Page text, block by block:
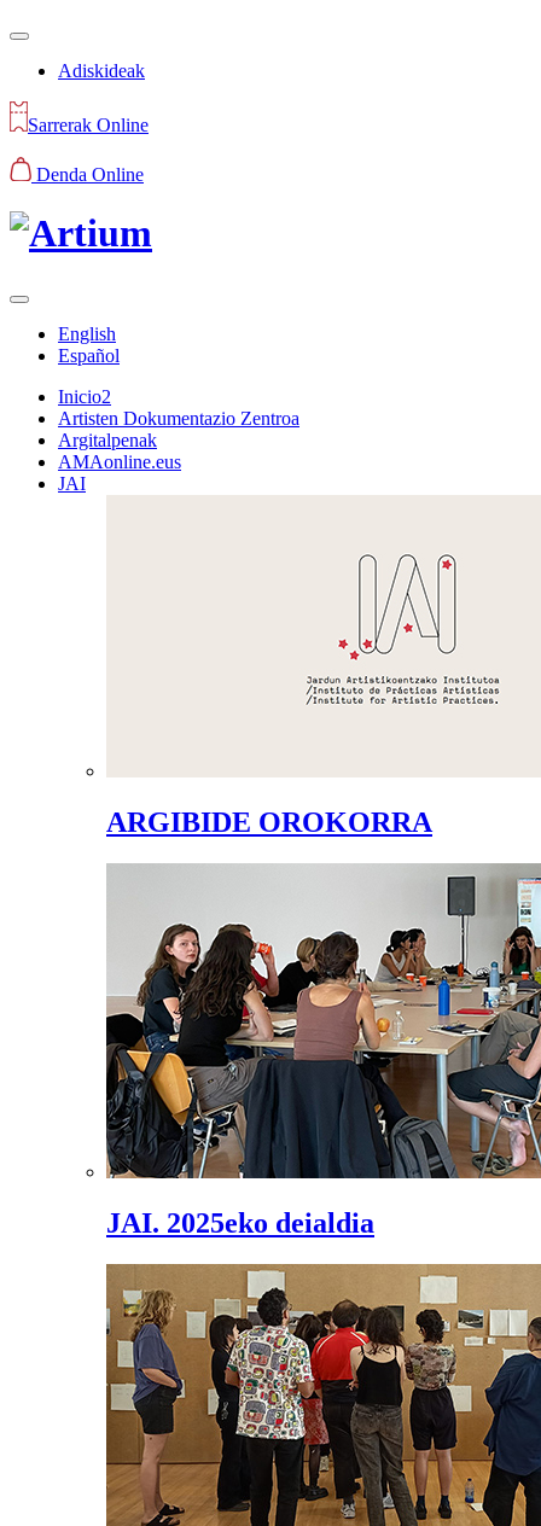
Adiskideak
Sarrerak Online
Denda Online
English
Español
Inicio2
Artisten Dokumentazio Zentroa
Argitalpenak
AMAonline.eus
JAI
ARGIBIDE OROKORRA
JAI. 2025eko deialdia